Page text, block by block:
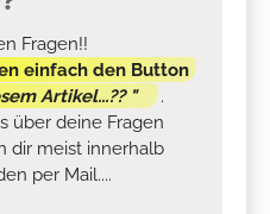
Fragen!!
einfach den Button
Artikel...?? "
.
über deine Fragen
dir meist innerhalb
per Mail....